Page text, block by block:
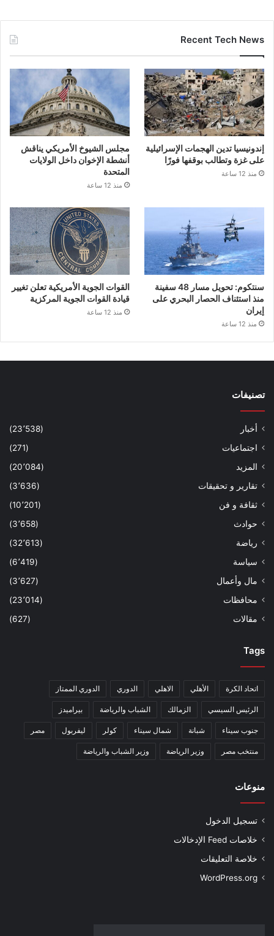
Recent Tech News
إندونيسيا تدين الهجمات الإسرائيلية
على غزة وتطالب بوقفها فورًا
منذ 12 ساعة
مجلس الشيوخ الأمريكي يناقش
أنشطة الإخوان داخل الولايات
المتحدة
منذ 12 ساعة
سنتكوم: تحويل مسار 48 سفينة
منذ استئناف الحصار البحري على
إيران
منذ 12 ساعة
القوات الجوية الأمريكية تعلن تغيير
قيادة القوات الجوية المركزية
منذ 12 ساعة
تصنيفات
أخبار
(23٬538)
اجتماعيات
(271)
المزيد
(20٬084)
تقارير و تحقيقات
(3٬636)
ثقافة و فن
(10٬201)
حوادث
(3٬658)
رياضة
(32٬613)
سياسة
(6٬419)
مال وأعمال
(3٬627)
محافظات
(23٬014)
مقالات
(627)
Tags
اتحاد الكرة الأهلي الاهلي الدوري الدوري الممتاز
الرئيس السيسي الزمالك الشباب والرياضة بيراميدز
جنوب سيناء شبانة شمال سيناء كولر ليفربول مصر
منتخب مصر وزير الرياضة وزير الشباب والرياضة
منوعات
تسجيل الدخول
خلاصات Feed الإدخالات
خلاصة التعليقات
WordPress.org